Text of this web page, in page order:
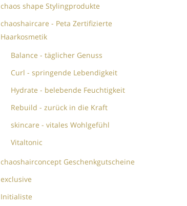
chaos shape Stylingprodukte
chaoshaircare - Peta Zertifizierte
Haarkosmetik
Balance - täglicher Genuss
Curl - springende Lebendigkeit
Hydrate - belebende Feuchtigkeit
Rebuild - zurück in die Kraft
skincare - vitales Wohlgefühl
Vitaltonic
chaoshairconcept Geschenkgutscheine
exclusive
Initialiste